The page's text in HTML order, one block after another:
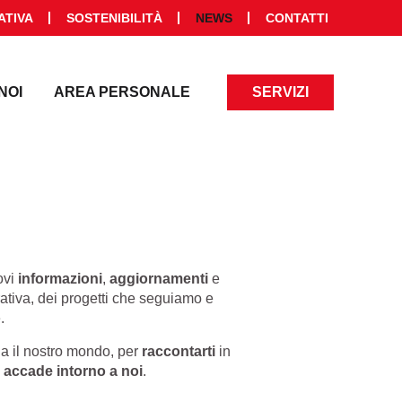
SOSTENIBILITÀ NEWS CONTATTI
AREA PERSONALE SERVIZI
informazioni, aggiornamentie
dei progetti che seguiamo e
il nostro mondo, per raccontartiin
intorno a noi.